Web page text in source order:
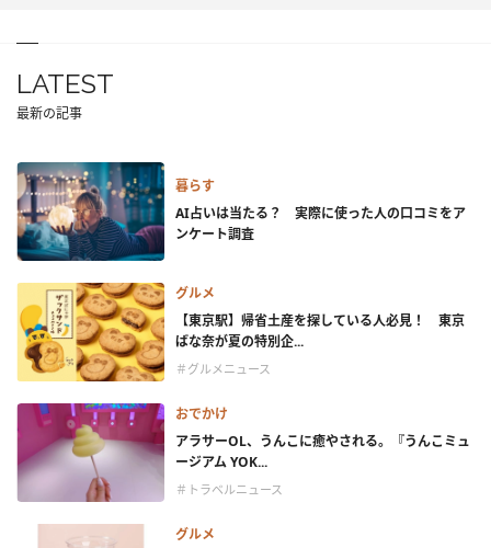
LATEST
最新の記事
暮らす
AI占いは当たる？ 実際に使った人の口コミをア
ンケート調査
グルメ
【東京駅】帰省土産を探している人必見！ 東京
ばな奈が夏の特別企...
＃グルメニュース
おでかけ
アラサーOL、うんこに癒やされる。『うんこミュ
ージアム YOK...
＃トラベルニュース
グルメ